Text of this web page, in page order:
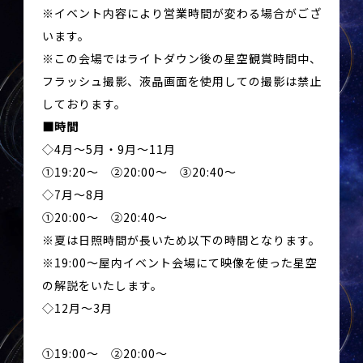
※イベント内容により営業時間が変わる場合がござ
います。
※この会場ではライトダウン後の星空観賞時間中、
フラッシュ撮影、液晶画面を使用しての撮影は禁止
しております。
時間
◇4月～5月・9月～11月
①19:20～ ②20:00～ ③20:40～
◇7月～8月
①20:00～ ②20:40～
※夏は日照時間が長いため以下の時間となります。
※19:00～屋内イベント会場にて映像を使った星空
の解説をいたします。
◇12月～3月
①19:00～ ②20:00～